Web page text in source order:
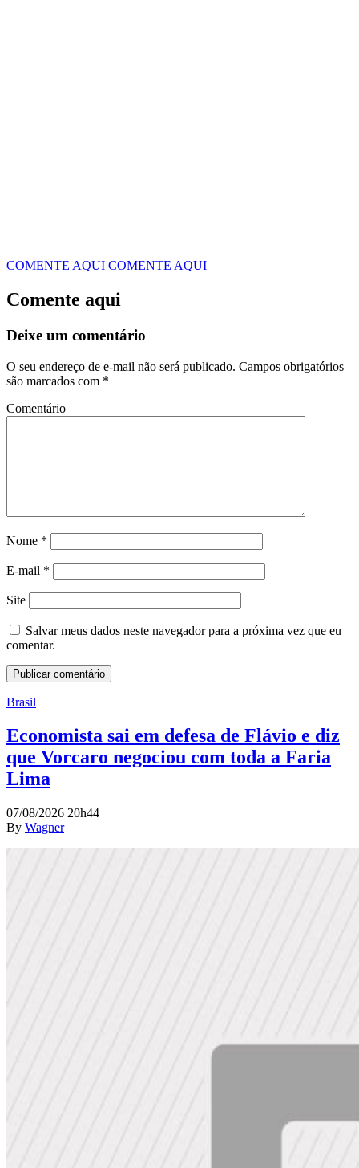
COMENTE AQUI COMENTE AQUI
Comente aqui
Deixe um comentário
O seu endereço de e-mail não será publicado. Campos obrigatórios
são marcados com *
Comentário
Nome *
E-mail *
Site
Salvar meus dados neste navegador para a próxima vez que eu
comentar.
Brasil
Economista sai em defesa de Flávio e diz
que Vorcaro negociou com toda a Faria
Lima
07/08/2026 20h44
By Wagner